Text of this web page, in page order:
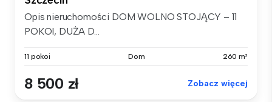
Opis nieruchomości DOM WOLNO STOJĄCY – 11
POKOI, DUŻA D...
11 pokoi Dom 260 m²
8 500 zł Zobacz więcej